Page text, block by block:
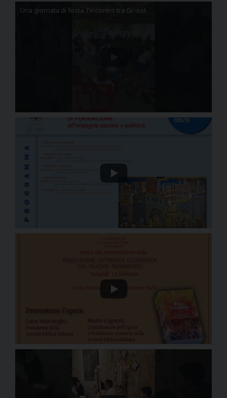
Una giornata di festa: l'incontro tra Gr-est